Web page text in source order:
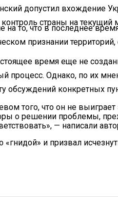
допустил вхождение
страны на текущий
на то, что в последнее
признании
время еще не
процесс. Однако, по их
обсуждений конкретных
того, что он не
о решении проблемы,
— написали
«гнидой» и призвал